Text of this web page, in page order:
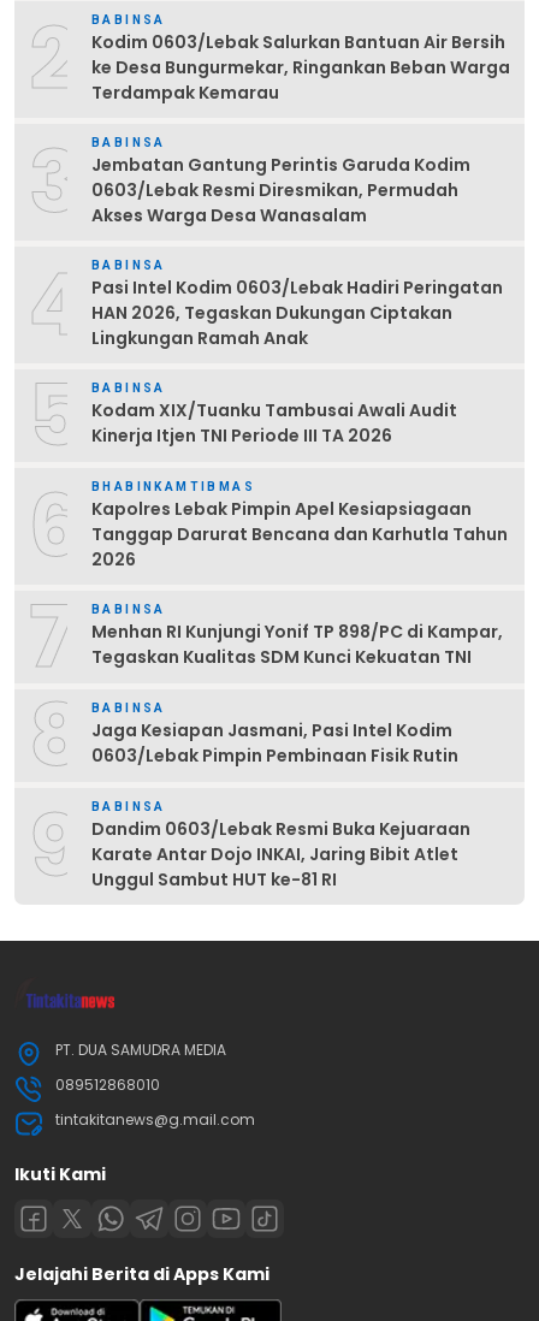
2 BABINSA
Kodim 0603/Lebak Salurkan Bantuan Air Bersih
ke Desa Bungurmekar, Ringankan Beban Warga
Terdampak Kemarau
3 BABINSA
Jembatan Gantung Perintis Garuda Kodim
0603/Lebak Resmi Diresmikan, Permudah
Akses Warga Desa Wanasalam
4 BABINSA
Pasi Intel Kodim 0603/Lebak Hadiri Peringatan
HAN 2026, Tegaskan Dukungan Ciptakan
Lingkungan Ramah Anak
5 BABINSA
Kodam XIX/Tuanku Tambusai Awali Audit
Kinerja Itjen TNI Periode III TA 2026
6 BHABINKAMTIBMAS
Kapolres Lebak Pimpin Apel Kesiapsiagaan
Tanggap Darurat Bencana dan Karhutla Tahun
2026
7 BABINSA
Menhan RI Kunjungi Yonif TP 898/PC di Kampar,
Tegaskan Kualitas SDM Kunci Kekuatan TNI
8 BABINSA
Jaga Kesiapan Jasmani, Pasi Intel Kodim
0603/Lebak Pimpin Pembinaan Fisik Rutin
9 BABINSA
Dandim 0603/Lebak Resmi Buka Kejuaraan
Karate Antar Dojo INKAI, Jaring Bibit Atlet
Unggul Sambut HUT ke-81 RI
PT. DUA SAMUDRA MEDIA
089512868010
tintakitanews@g.mail.com
Ikuti Kami
Jelajahi Berita di Apps Kami